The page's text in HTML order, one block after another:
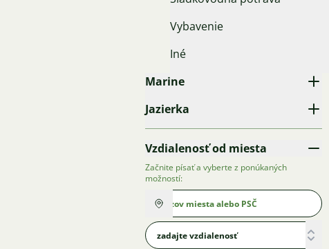
Vybavenie
Iné
Marine
Jazierka
Vzdialenosť od miesta
Začnite písať a vyberte z ponúkaných
možností: